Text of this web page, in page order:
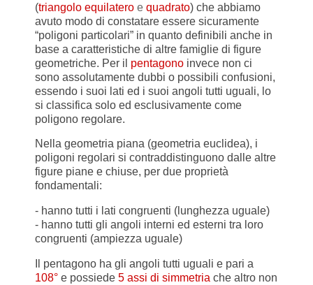
(triangolo equilatero e quadrato) che abbiamo
avuto modo di constatare essere sicuramente
“poligoni particolari” in quanto definibili anche in
base a caratteristiche di altre famiglie di figure
geometriche. Per il pentagono invece non ci
sono assolutamente dubbi o possibili confusioni,
essendo i suoi lati ed i suoi angoli tutti uguali, lo
si classifica solo ed esclusivamente come
poligono regolare.
Nella geometria piana (geometria euclidea), i
poligoni regolari si contraddistinguono dalle altre
figure piane e chiuse, per due proprietà
fondamentali:
- hanno tutti i lati congruenti (lunghezza uguale)
- hanno tutti gli angoli interni ed esterni tra loro
congruenti (ampiezza uguale)
Il pentagono ha gli angoli tutti uguali e pari a
108° e possiede 5 assi di simmetria che altro non